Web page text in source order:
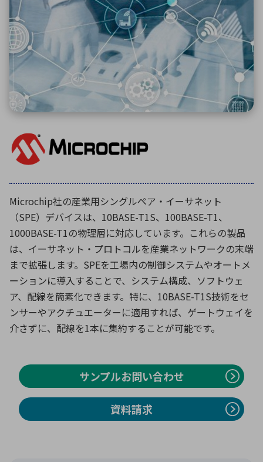
照射
シミュレーター
環境構築・開発システム
半導体・電子部品小ロット
Microchip社の産業用シングルペア・イーサネット
（SPE）デバイスは、10BASE-T1S、100BASE-T1、
1000BASE-T1の物理層に対応しています。これらの製品
は、イーサネット・プロトコルを産業ネットワークの末端
まで拡張します。SPEを工場内の制御システムやオートメ
ーションに導入することで、システム構成、ソフトウェ
ア、配線を簡素化できます。特に、10BASE-T1S技術をセ
ンサーやアクチュエーターに適用すれば、ゲートウェイを
介さずに、配線を1本に集約することが可能です。
サンプルお問い合わせ
資料請求